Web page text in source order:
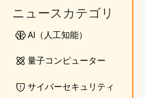
ニュースカテゴリ
AI（人工知能）
量子コンピューター
サイバーセキュリティ